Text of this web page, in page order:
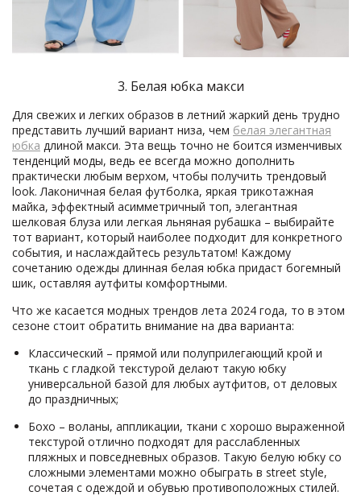
3. Белая юбка макси
Для свежих и легких образов в летний жаркий день трудно
представить лучший вариант низа, чем белая элегантная
юбка длиной макси. Эта вещь точно не боится изменчивых
тенденций моды, ведь ее всегда можно дополнить
практически любым верхом, чтобы получить трендовый
look. Лаконичная белая футболка, яркая трикотажная
майка, эффектный асимметричный топ, элегантная
шелковая блуза или легкая льняная рубашка – выбирайте
тот вариант, который наиболее подходит для конкретного
события, и наслаждайтесь результатом! Каждому
сочетанию одежды длинная белая юбка придаст богемный
шик, оставляя аутфиты комфортными.
Что же касается модных трендов лета 2024 года, то в этом
сезоне стоит обратить внимание на два варианта:
Классический – прямой или полуприлегающий крой и
ткань с гладкой текстурой делают такую юбку
универсальной базой для любых аутфитов, от деловых
до праздничных;
Бохо – воланы, аппликации, ткани с хорошо выраженной
текстурой отлично подходят для расслабленных
пляжных и повседневных образов. Такую белую юбку со
сложными элементами можно обыграть в street style,
сочетая с одеждой и обувью противоположных стилей.